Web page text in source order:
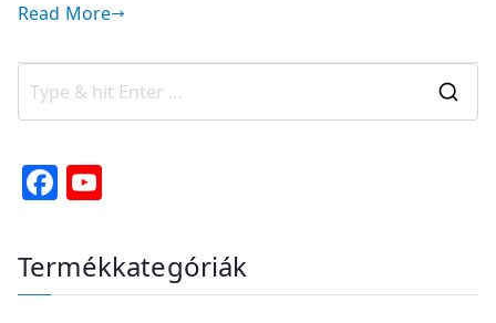
Read More
f
F
c
e
u
T
Termékkategóriák